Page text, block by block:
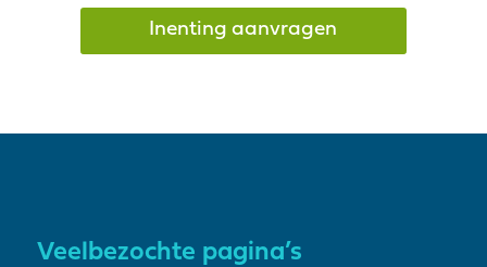
Inenting aanvragen
Veelbezochte pagina’s